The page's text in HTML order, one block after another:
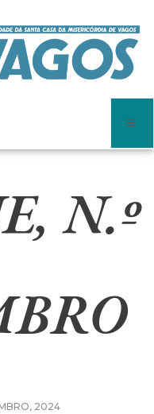
N.º
2024